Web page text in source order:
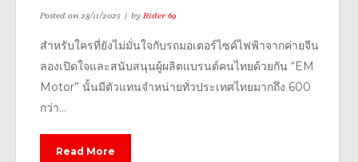
Posted on28/11/2025 byRider 69
สำหรับใครที่ยังไม่มั่นใจกับรถมอเตอร์ไซค์ไฟฟ้าจากค่ายจีน
ลองเปิดใจและสนับสนุนผู้ผลิตแบรนด์คนไทยด้วยกัน “EM
Motor” นั้นมีตัวแทนจำหน่ายทั่วประเทศไทยมากถึง 600
กว่า...
Read More